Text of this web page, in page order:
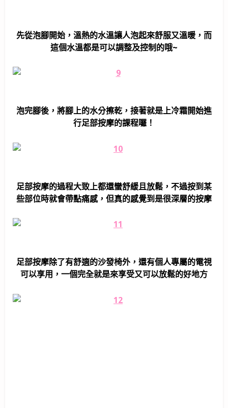
先從泡腳開始，溫熱的水溫讓人泡起來舒服又溫暖，而
這個水溫都是可以調整及控制的哦~
泡完腳後，將腳上的水分擦乾，接著就是上冷霜開始進
行足部按摩的課程囉！
足部按摩的過程大致上都還蠻舒緩且放鬆，不過按到某
些部位時就會帶點痛感，但真的感覺到是很深層的按摩
足部按摩除了有舒適的沙發椅外，還有個人專屬的電視
可以享用，一個完全就是來享受又可以放鬆的好地方